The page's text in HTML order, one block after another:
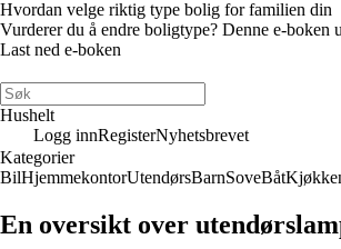
Hvordan velge riktig type bolig for familien din
Vurderer du å endre boligtype? Denne e-
Last ned e-boken
Hushelt
Logg innRegisterNyhetsbrevet
Kategorier
BilHjemmekontorUtendørsBarnSoveBåt
En oversikt over